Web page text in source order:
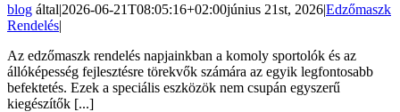
blog által|2026-06-21T08:05:16+02:00június 21st, 2026|Edzőmaszk
Rendelés|
Az edzőmaszk rendelés napjainkban a komoly sportolók és az
állóképesség fejlesztésre törekvők számára az egyik legfontosabb
befektetés. Ezek a speciális eszközök nem csupán egyszerű
kiegészítők [...]